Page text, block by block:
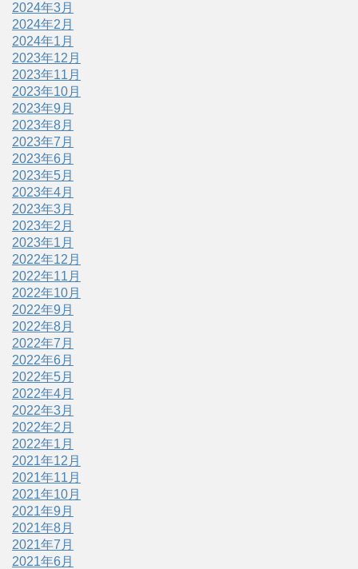
2024年3月
2024年2月
2024年1月
2023年12月
2023年11月
2023年10月
2023年9月
2023年8月
2023年7月
2023年6月
2023年5月
2023年4月
2023年3月
2023年2月
2023年1月
2022年12月
2022年11月
2022年10月
2022年9月
2022年8月
2022年7月
2022年6月
2022年5月
2022年4月
2022年3月
2022年2月
2022年1月
2021年12月
2021年11月
2021年10月
2021年9月
2021年8月
2021年7月
2021年6月